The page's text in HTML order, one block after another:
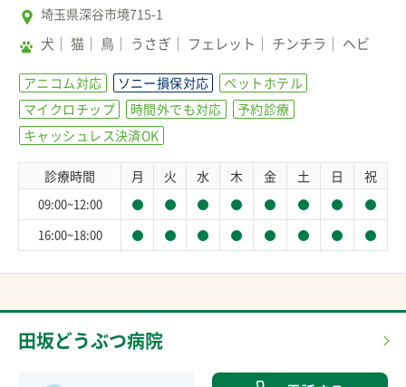
埼玉県深谷市境715-1
犬 猫 鳥 うさぎ フェレット チンチラ ヘビ
アニコム対応 ソニー損保対応
ペットホテル
マイクロチップ
時間外でも対応
予約診療
キャッシュレス決済OK
診療時間 月 火 水 木 金 土 日 祝
09:00~12:00
16:00~18:00
田坂どうぶつ病院